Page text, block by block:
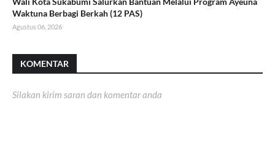
Waktuna Berbagi Berkah (12 PAS)
Agustus 06, 2026
KOMENTAR
Silakan kirim saran dan komentar anda